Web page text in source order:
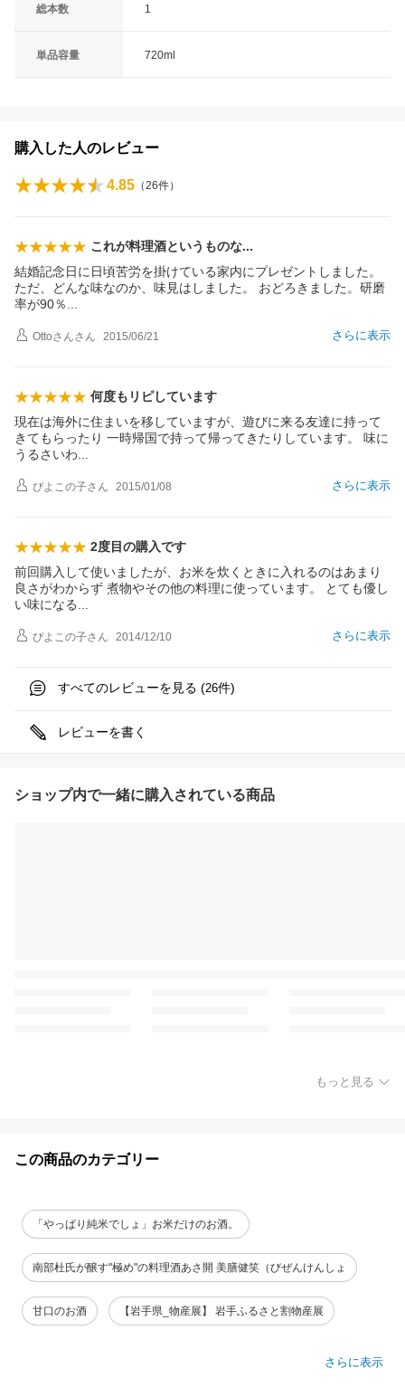
総本数 1
単品容量 720ml
購入した人のレビュー
4.85 （26件）
これが料理酒というものな
結婚記念日に日頃苦労を掛けている家内にプレゼントしました。
ただ、どんな味なのか、味見はしました。 おどろきました。研磨
率が90％
さらに表示
Ottoさんさん 2015/06/21
何度もリピしています
現在は海外に住まいを移していますが、遊びに来る友達に持って
きてもらったり 一時帰国で持って帰ってきたりしています。 味に
うるさいわ
さらに表示
ぴよこの子さん 2015/01/08
2度目の購入です
前回購入して使いましたが、お米を炊くときに入れるのはあまり
良さがわからず 煮物やその他の料理に使っています。 とても優し
い味になる
さらに表示
ぴよこの子さん 2014/12/10
すべてのレビューを見る (26件)
レビューを書く
ショップ内で一緒に購入されている商品
もっと見る
この商品のカテゴリー
「やっぱり純米でしょ」お米だけのお酒。
南部杜氏が醸す"極め"の料理酒あさ開 美膳健笑（びぜんけんしょ
甘口のお酒 【岩手県_物産展】 岩手ふるさと割物産展
さらに表示